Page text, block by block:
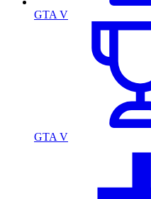
GTA V
GTA V